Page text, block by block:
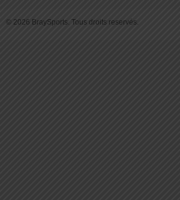
© 2026 BraySports. Tous droits reservés.